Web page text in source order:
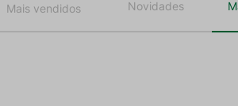
Mais vendidos